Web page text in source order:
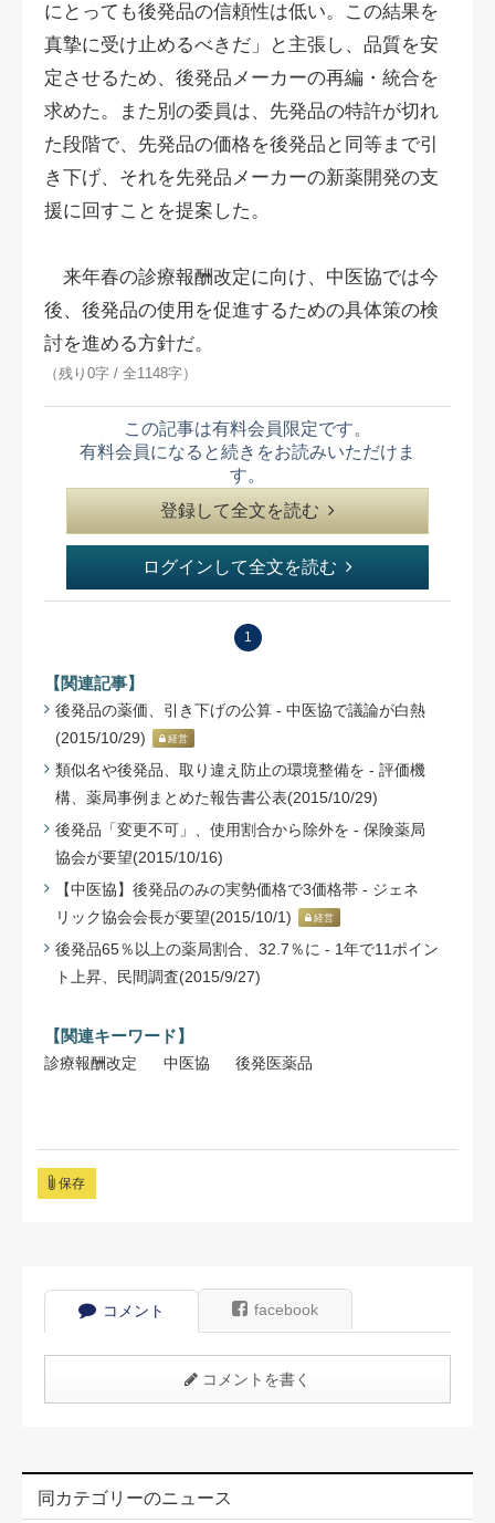
にとっても後発品の信頼性は低い。この結果を
真摯に受け止めるべきだ」と主張し、品質を安
定させるため、後発品メーカーの再編・統合を
求めた。また別の委員は、先発品の特許が切れ
た段階で、先発品の価格を後発品と同等まで引
き下げ、それを先発品メーカーの新薬開発の支
援に回すことを提案した。
来年春の診療報酬改定に向け、中医協では今
後、後発品の使用を促進するための具体策の検
討を進める方針だ。
（残り0字 / 全1148字）
この記事は有料会員限定です。
有料会員になると続きをお読みいただけま
す。
登録して全文を読む
ログインして全文を読む
1
【関連記事】
後発品の薬価、引き下げの公算 - 中医協で議論が白熱
(2015/10/29)
経営
類似名や後発品、取り違え防止の環境整備を - 評価機
構、薬局事例まとめた報告書公表(2015/10/29)
後発品「変更不可」、使用割合から除外を - 保険薬局
協会が要望(2015/10/16)
【中医協】後発品のみの実勢価格で3価格帯 - ジェネ
リック協会会長が要望(2015/10/1)
経営
後発品65％以上の薬局割合、32.7％に - 1年で11ポイン
ト上昇、民間調査(2015/9/27)
【関連キーワード】
診療報酬改定 中医協 後発医薬品
保存
コメント facebook
コメントを書く
同カテゴリーのニュース